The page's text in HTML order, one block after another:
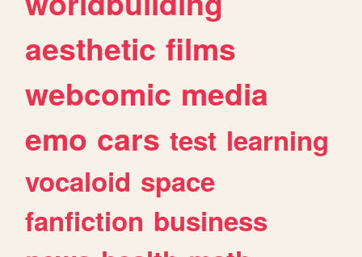
aesthetic films
webcomic media
emo cars test learning
vocaloid space
fanfiction business